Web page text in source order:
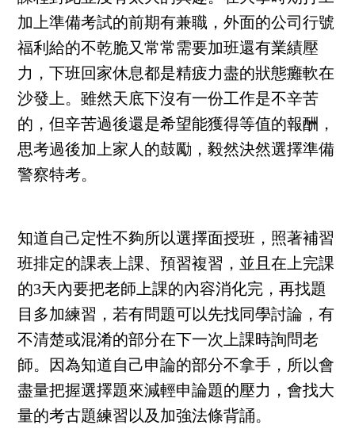
加上準備考試的前期有兼職，外面的公司行號
福利給的不乾脆又常常需要加班還有業績壓
力，下班回家休息都是精疲力盡的狀態癱軟在
沙發上。雖然天底下沒有一份工作是不辛苦
的，但辛苦過後還是希望能獲得等值的報酬，
思考過後加上家人的鼓勵，毅然決然選擇準備
警察特考。
知道自己定性不夠所以選擇面授班，照著補習
班排定的課表上課、預習複習，並且在上完課
的3天內要把老師上課的內容消化完，再找題
目多加練習，若有問題可以先找同學討論，有
不清楚或混淆的部分在下一次上課時詢問老
師。因為知道自己申論的部分不拿手，所以會
盡量把握選擇題來減輕申論題的壓力，會找大
量的考古題練習以及加強法條背誦。